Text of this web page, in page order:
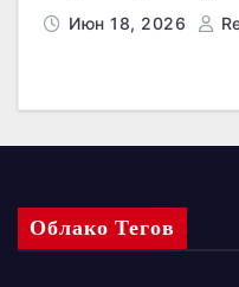
Июн 18, 2026
Облако Тегов